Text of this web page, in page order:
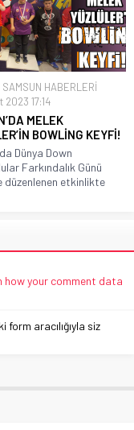
SAMSUN HABERLERİ
2023 17:14
MELEK
BOWLİNG KEYFİ!
Dünya Down
Farkındalık Günü
düzenlenen etkinlikte
how your comment data
form aracılığıyla siz